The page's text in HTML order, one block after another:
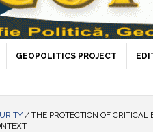
GEOPOLITICS PROJECT
/ THE PROTECTION OF CRITICAL